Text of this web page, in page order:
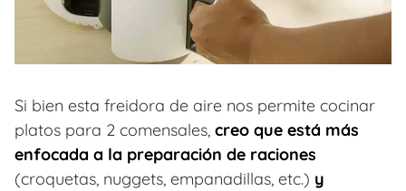
Si bien esta freidora de aire nos permite cocinar
platos para 2 comensales, creo que está más
enfocada a la preparación de raciones
(croquetas, nuggets, empanadillas, etc.) y